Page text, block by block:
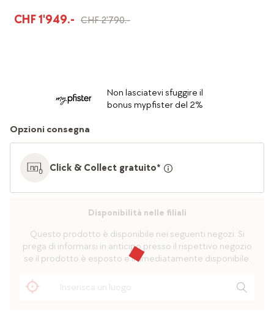
CHF 1'949.- CHF 2'790.-
Non lasciatevi sfuggire il
bonus mypfister del 2%
Opzioni consegna
Click & Collect gratuito*
Disponibilità nelle filiali
Questo prodotto è disponibile nei seguenti negozi. Si
prega di informarsi in anticipo presso il rispettivo negozio
se il prodotto è esposto e immediatamente disponibile.